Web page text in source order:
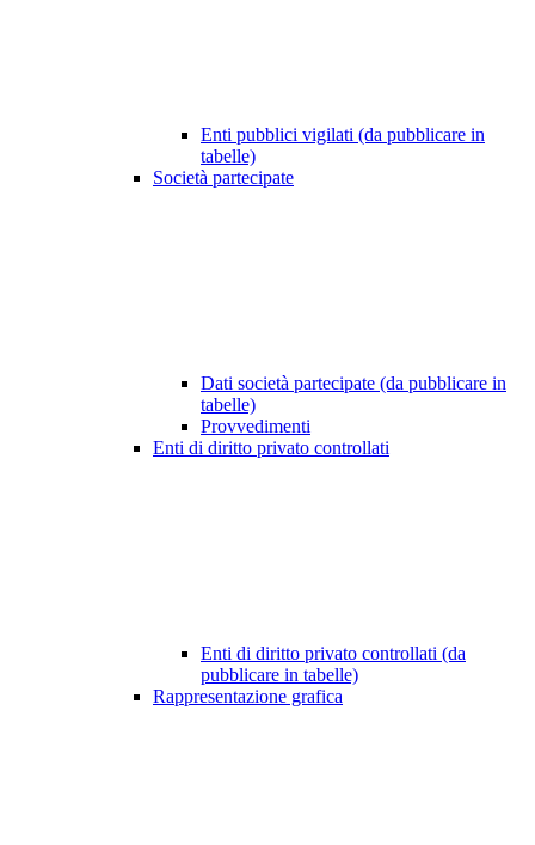
Enti pubblici vigilati (da pubblicare in
tabelle)
Società partecipate
Dati società partecipate (da pubblicare in
tabelle)
Provvedimenti
Enti di diritto privato controllati
Enti di diritto privato controllati (da
pubblicare in tabelle)
Rappresentazione grafica